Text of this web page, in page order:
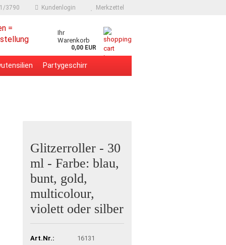
3790 Kundenlogin Merkzettel
=
Ihr
Warenkorb
0,00 EUR
Partygeschirr
Glitzerroller - 30
ml - Farbe: blau,
bunt, gold,
multicolour,
violett oder silber
Art.Nr.:
16131